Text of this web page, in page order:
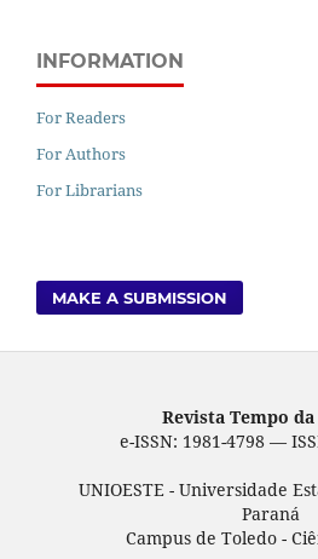
INFORMATION
For Readers
For Authors
For Librarians
MAKE A SUBMISSION
Revista Tempo
e-ISSN: 1981-4798 —
UNIOESTE - Universidade
Paraná
Campus de Toledo -